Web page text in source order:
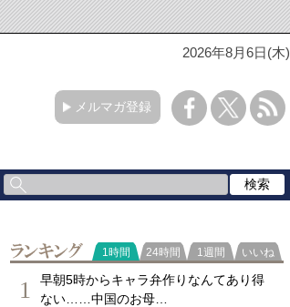
2026年8月6日(木)
メルマガ登録
ランキング
1時間 24時間 1週間 いいね
1
早朝5時からキャラ弁作りなんてあり得
ない……中国のお母…